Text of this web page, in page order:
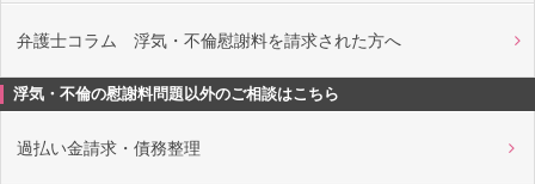
弁護士コラム 浮気・不倫慰謝料を請求された方へ
浮気・不倫の慰謝料問題以外のご相談はこちら
過払い金請求・債務整理